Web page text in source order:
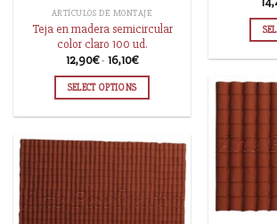
ARTÍCULOS DE MONTAJE
Teja en madera semicircular
color claro 100 ud.
12,90€- 16,10€
SELECT OPTIONS